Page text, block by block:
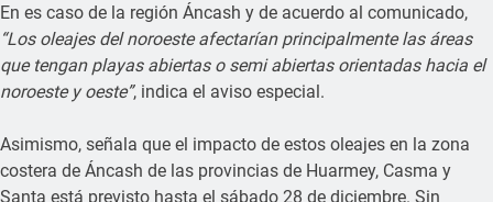
En es caso de la región Áncash y de acuerdo al comunicado,
“Los oleajes del noroeste afectarían principalmente las áreas
que tengan playas abiertas o semi abiertas orientadas hacia el
noroeste y oeste”, indica el aviso especial.
Asimismo, señala que el impacto de estos oleajes en la zona
costera de Áncash de las provincias de Huarmey, Casma y
Santa está previsto hasta el sábado 28 de diciembre. Sin